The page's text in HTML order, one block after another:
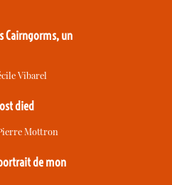
Cairngorms, un
Vibarel
died
Mottron
portrait de mon